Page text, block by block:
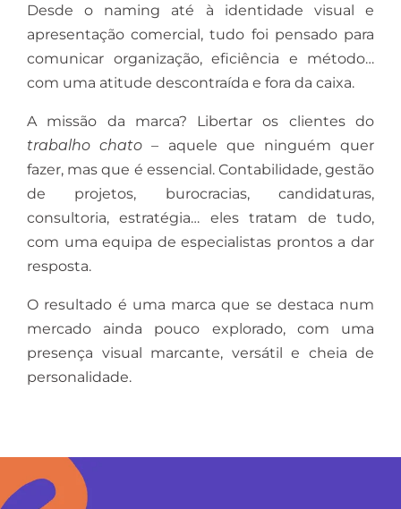
Desde o naming até à identidade visual e
apresentação comercial, tudo foi pensado para
comunicar organização, eficiência e método…
com uma atitude descontraída e fora da caixa.
A missão da marca? Libertar os clientes do
trabalho chato – aquele que ninguém quer
fazer, mas que é essencial. Contabilidade, gestão
de projetos, burocracias, candidaturas,
consultoria, estratégia… eles tratam de tudo,
com uma equipa de especialistas prontos a dar
resposta.
O resultado é uma marca que se destaca num
mercado ainda pouco explorado, com uma
presença visual marcante, versátil e cheia de
personalidade.